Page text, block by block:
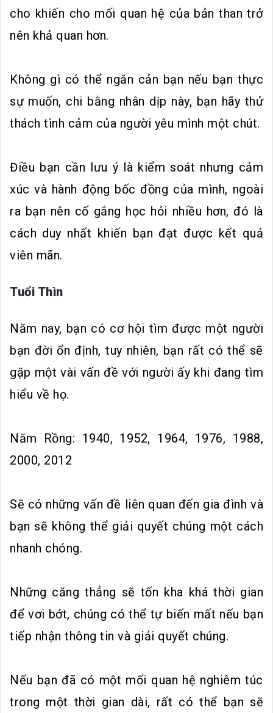
cho khiến cho mối quan hệ của bản than trở
nên khả quan hơn.
Không gì có thể ngăn cản bạn nếu bạn thực
sự muốn, chi bằng nhân dịp này, bạn hãy thử
thách tình cảm của người yêu mình một chút.
Điều bạn cần lưu ý là kiểm soát nhưng cảm
xúc và hành động bốc đồng của mình, ngoài
ra bạn nên cố gắng học hỏi nhiều hơn, đó là
cách duy nhất khiến bạn đạt được kết quả
viên mãn.
Tuổi Thìn
Năm nay, bạn có cơ hội tìm được một người
bạn đời ổn định, tuy nhiên, bạn rất có thể sẽ
gặp một vài vấn đề với người ấy khi đang tìm
hiểu về họ.
Năm Rồng: 1940, 1952, 1964, 1976, 1988,
2000, 2012
Sẽ có những vấn đề liên quan đến gia đình và
bạn sẽ không thể giải quyết chúng một cách
nhanh chóng.
Những căng thẳng sẽ tốn kha khá thời gian
để vơi bớt, chúng có thể tự biến mất nếu bạn
tiếp nhận thông tin và giải quyết chúng.
Nếu bạn đã có một mối quan hệ nghiêm túc
trong một thời gian dài, rất có thể bạn sẽ